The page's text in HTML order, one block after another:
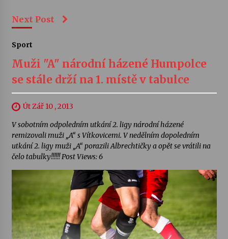
Next Post
Sport
Muži "A" národní házené Humpolce
se stále drží na 1. místě v tabulce
Út Zář 10 , 2013
V sobotním odpoledním utkání 2. ligy národní házené
remizovali muži „A“ s Vítkovicemi. V nedělním dopoledním
utkání 2. ligy muži „A“ porazili Albrechtičky a opět se vrátili na
čelo tabulky!!!!!! Post Views: 6